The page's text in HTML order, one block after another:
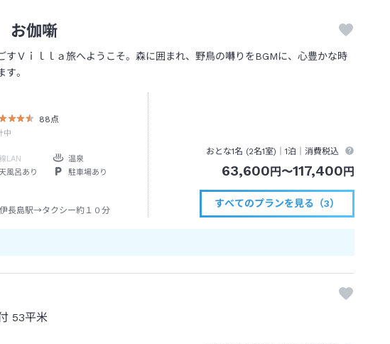
お伽噺
すＶｉｌｌａ旅へようこそ。森に囲まれ、野鳥の囀りをBGMに、心豊かな時
。
88 点
中
LAN
温泉
風呂あり
駐車場あり
長島駅→タクシー約１０分
おとな1名 (2名1室)｜1泊 ｜消費税込
63,600 円 〜117,400 円
すべてのプランを見る（3）
53平米